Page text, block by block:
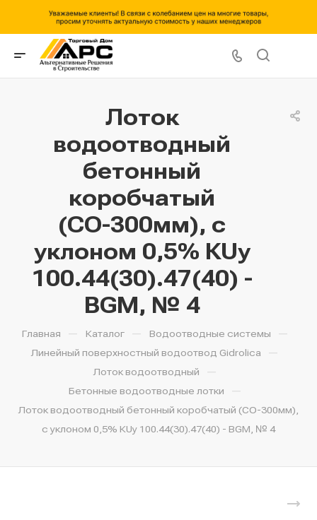
Лоток
водоотводный
бетонный
коробчатый
(СО-300мм), с
уклоном 0,5% КUу
100.44(30).47(40) -
BGМ, № 4
Главная — Каталог — Водоотводные системы —
Линейный поверхностный водоотвод Gidrolica —
Лоток водоотводный —
Бетонные водоотводные лотки —
Лоток водоотводный бетонный коробчатый (СО-300мм),
с уклоном 0,5% КUу 100.44(30).47(40) - BGМ, № 4